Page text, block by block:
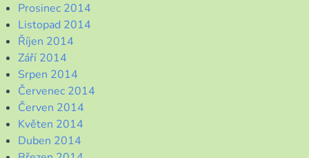
Prosinec 2014
Listopad 2014
Říjen 2014
Září 2014
Srpen 2014
Červenec 2014
Červen 2014
Květen 2014
Duben 2014